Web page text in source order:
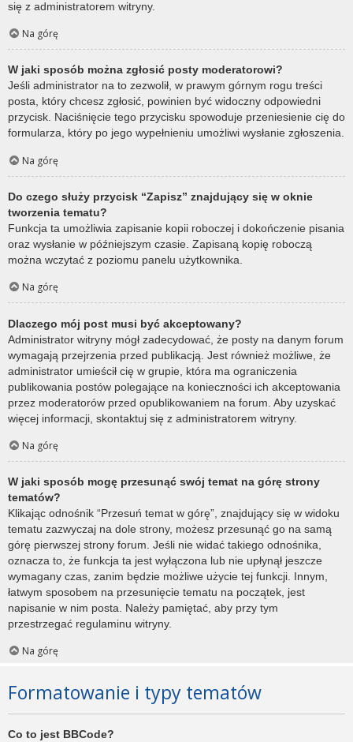
się z administratorem witryny.
Na górę
W jaki sposób można zgłosić posty moderatorowi?
Jeśli administrator na to zezwolił, w prawym górnym rogu treści
posta, który chcesz zgłosić, powinien być widoczny odpowiedni
przycisk. Naciśnięcie tego przycisku spowoduje przeniesienie cię do
formularza, który po jego wypełnieniu umożliwi wysłanie zgłoszenia.
Na górę
Do czego służy przycisk “Zapisz” znajdujący się w oknie
tworzenia tematu?
Funkcja ta umożliwia zapisanie kopii roboczej i dokończenie pisania
oraz wysłanie w późniejszym czasie. Zapisaną kopię roboczą
można wczytać z poziomu panelu użytkownika.
Na górę
Dlaczego mój post musi być akceptowany?
Administrator witryny mógł zadecydować, że posty na danym forum
wymagają przejrzenia przed publikacją. Jest również możliwe, że
administrator umieścił cię w grupie, która ma ograniczenia
publikowania postów polegające na konieczności ich akceptowania
przez moderatorów przed opublikowaniem na forum. Aby uzyskać
więcej informacji, skontaktuj się z administratorem witryny.
Na górę
W jaki sposób mogę przesunąć swój temat na górę strony
tematów?
Klikając odnośnik “Przesuń temat w górę”, znajdujący się w widoku
tematu zazwyczaj na dole strony, możesz przesunąć go na samą
górę pierwszej strony forum. Jeśli nie widać takiego odnośnika,
oznacza to, że funkcja ta jest wyłączona lub nie upłynął jeszcze
wymagany czas, zanim będzie możliwe użycie tej funkcji. Innym,
łatwym sposobem na przesunięcie tematu na początek, jest
napisanie w nim posta. Należy pamiętać, aby przy tym
przestrzegać regulaminu witryny.
Na górę
Formatowanie i typy tematów
Co to jest BBCode?